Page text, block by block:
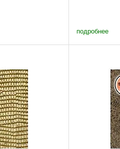
12884 SA-
подробнее